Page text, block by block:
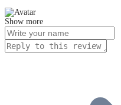
Show more